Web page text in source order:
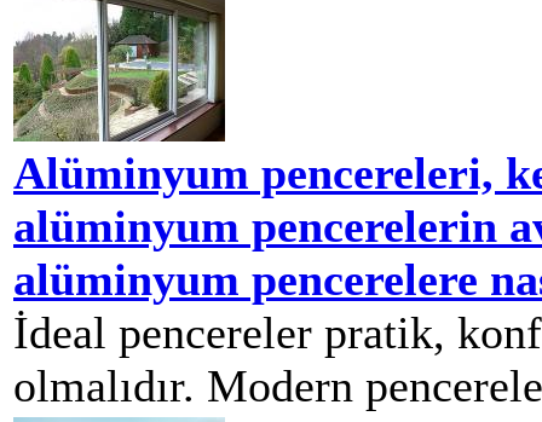
Alüminyum pencereleri,
alüminyum pencerelerin
alüminyum pencerelere
İdeal pencereler pratik,
olmalıdır. Modern